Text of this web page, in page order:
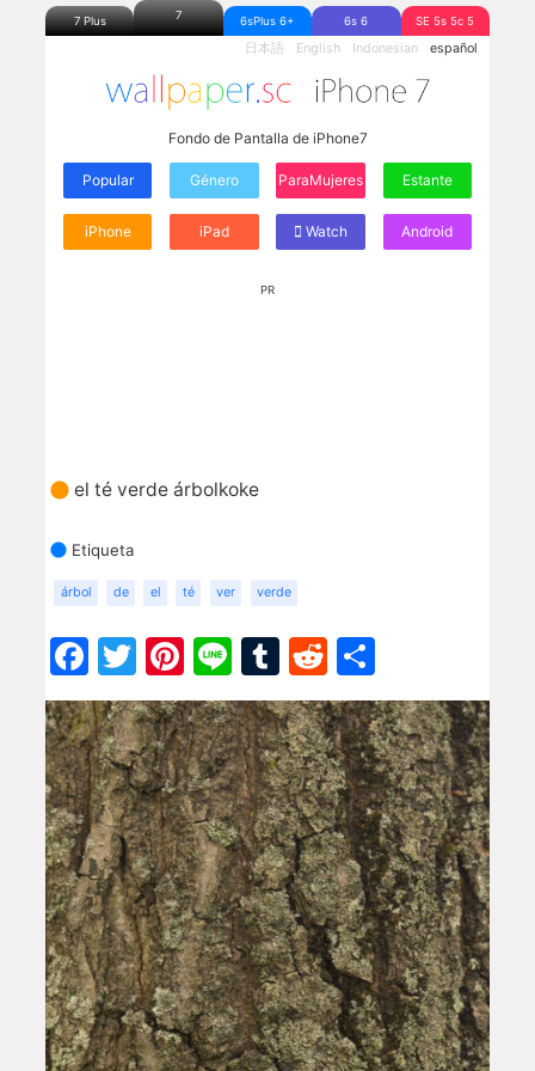
7 Plus 7 6sPlus 6+ 6s 6 SE 5s 5c 5
日本語 English Indonesian español
Fondo de Pantalla de iPhone7
Popular Género ParaMujeres Estante
iPhone iPad Watch Android
PR
el té verde árbolkoke
Etiqueta
árbol de el té ver verde
Facebook
Twitter
Pinterest
LineTumblr
Reddit